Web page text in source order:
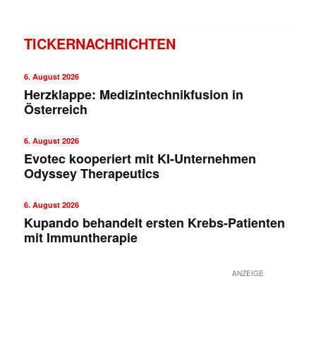
TICKERNACHRICHTEN
6. August 2026
Herzklappe: Medizintechnikfusion in
Österreich
6. August 2026
Evotec kooperiert mit KI-Unternehmen
Odyssey Therapeutics
6. August 2026
Kupando behandelt ersten Krebs-Patienten
mit Immuntherapie
ANZEIGE